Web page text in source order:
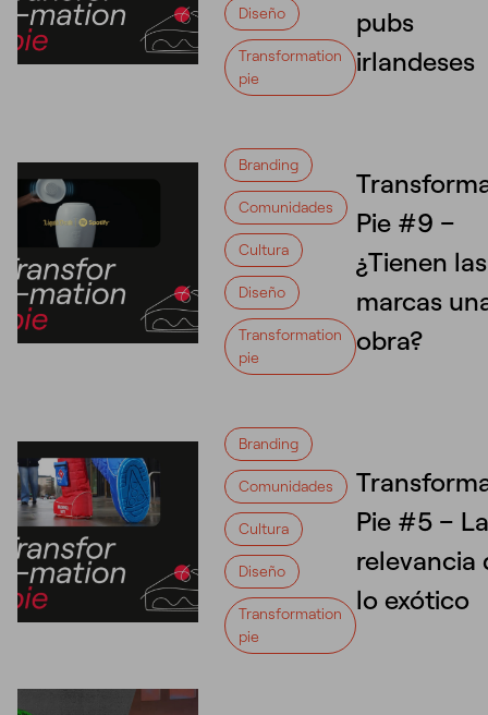
Diseño
Transformation
pie
pubs
irlandeses
Branding
Comunidades
Cultura
Diseño
Transformation
pie
Pie #9 –
¿Tienen las
marcas
obra?
Branding
Comunidades
Cultura
Diseño
Transformation
pie
Pie #5 –
relevancia
lo exótico